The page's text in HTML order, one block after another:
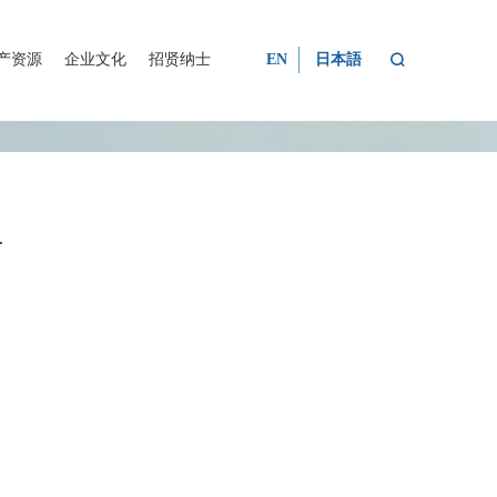
资源 企业文化 招贤纳士 EN 日本語 